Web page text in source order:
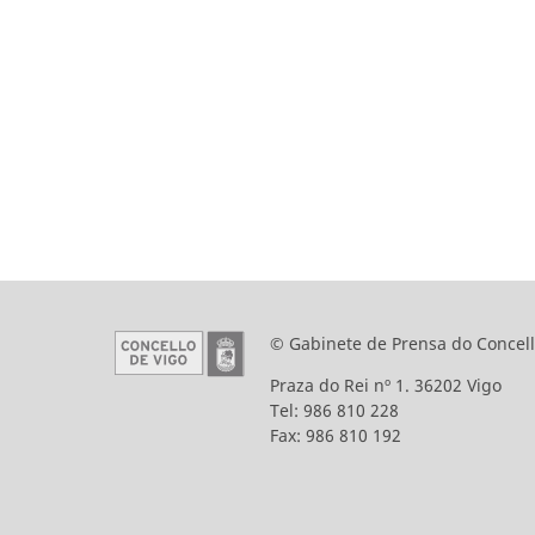
© Gabinete de Prensa do
Praza do Rei nº 1. 36202 Vigo
Tel: 986 810 228
Fax: 986 810 192